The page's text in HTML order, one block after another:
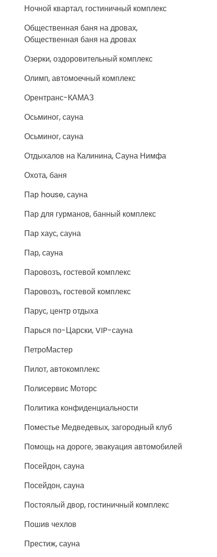
Ночной квартал, гостиничный комплекс
Общественная баня на дровах,
Общественная баня на дровах
Озерки, оздоровительный комплекс
Олимп, автомоечный комплекс
Орентранс-КАМАЗ
Осьминог, сауна
Осьминог, сауна
Отдыхалов на Калинина, Сауна Нимфа
Охота, баня
Пар house, сауна
Пар для гурманов, банный комплекс
Пар хаус, сауна
Пар, сауна
Паровозъ, гостевой комплекс
Паровозъ, гостевой комплекс
Парус, центр отдыха
Парься по-Царски, VIP-сауна
ПетроМастер
Пилот, автокомплекс
Полисервис Моторс
Политика конфиденциальности
Поместье Медведевых, загородный клуб
Помощь на дороге, эвакуация автомобилей
Посейдон, сауна
Посейдон, сауна
Постоялый двор, гостиничный комплекс
Пошив чехлов
Престиж, сауна